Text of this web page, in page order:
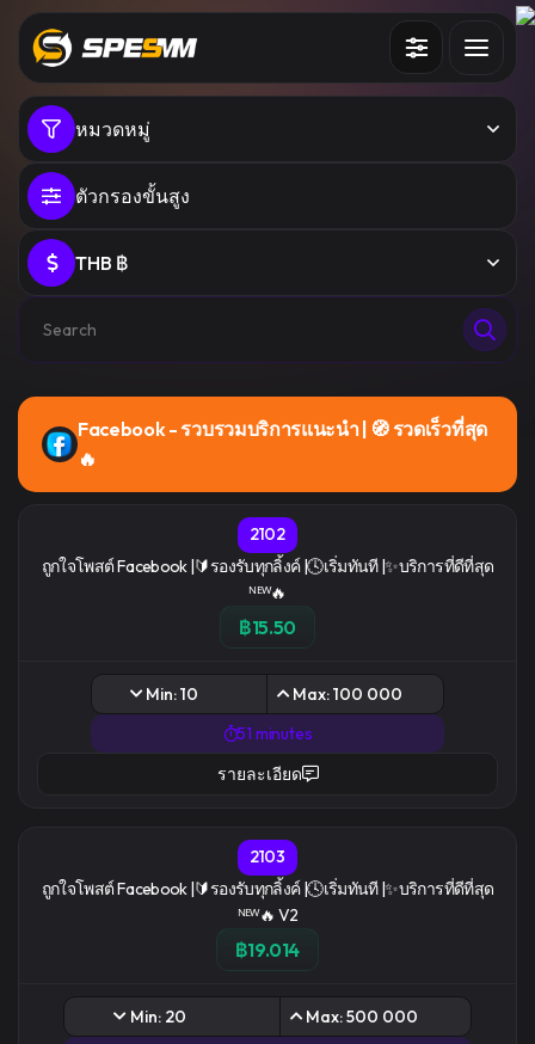
หมวดหมู่
ตัวกรองขั้นสูง
THB ฿
Facebook - รวบรวมบริการแนะนํา | 🧭 รวดเร็วที่สุด
🔥
2102
ถูกใจโพสต์ Facebook |🔰รองรับทุกลิ้งค์ |🕓เริ่มทันที |✨บริการที่ดีที่สุด
ᴺᴱᵂ🔥
฿15.50
Min: 10
Max: 100 000
51 minutes
รายละเอียด
2103
ถูกใจโพสต์ Facebook |🔰รองรับทุกลิ้งค์ |🕓เริ่มทันที |✨บริการที่ดีที่สุด
ᴺᴱᵂ🔥 V2
฿19.014
Min: 20
Max: 500 000